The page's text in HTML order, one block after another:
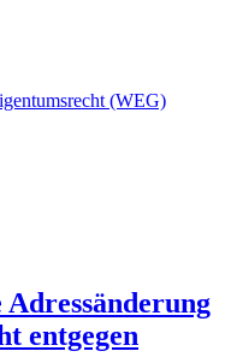
(WEG)
entgegen